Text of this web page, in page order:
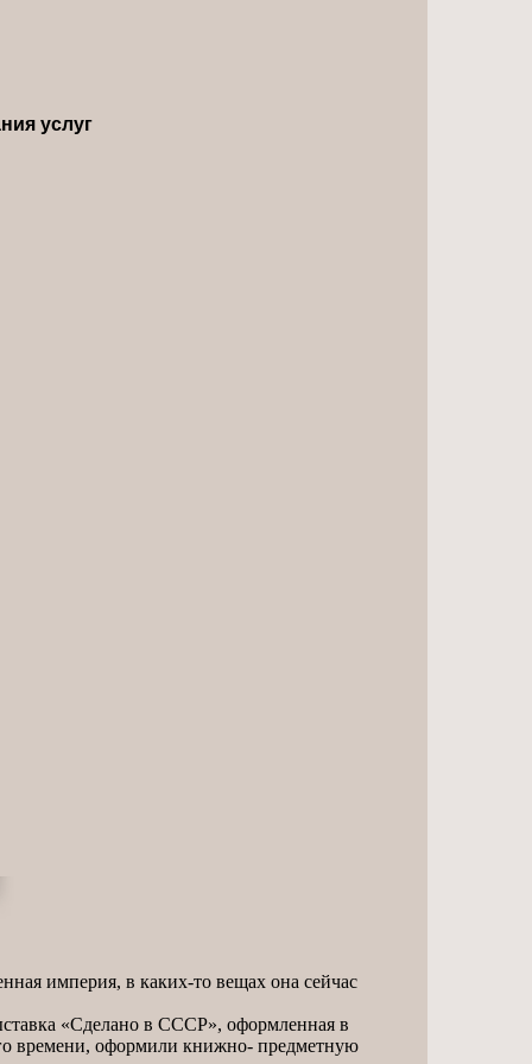
услуг
империя, в каких-то вещах она сейчас
«Сделано в СССР», оформленная в
времени, оформили книжно- предметную